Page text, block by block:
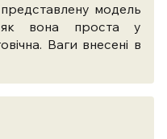
модель
вона проста у
Ваги внесені в